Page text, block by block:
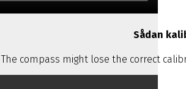
Sådan
The compass might lose the correct